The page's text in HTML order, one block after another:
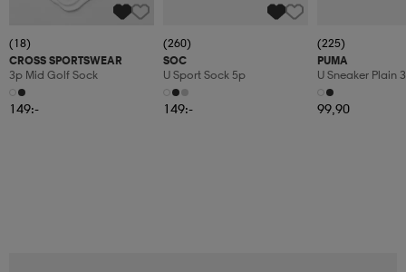
(18)
CROSS SPORTSWEAR
3p Mid Golf Sock
149:-
(260)
SOC
U Sport Sock 5p
149:-
(225)
PUMA
U Sneaker Plain
99,90